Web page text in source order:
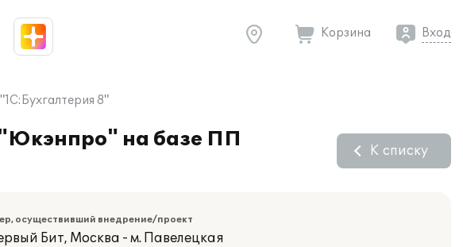
Корзина Вход
8"
"Юкэнпро" на базе ПП
К списку
осуществивший внедрение/проект
Бит, Москва - м. Павелецкая